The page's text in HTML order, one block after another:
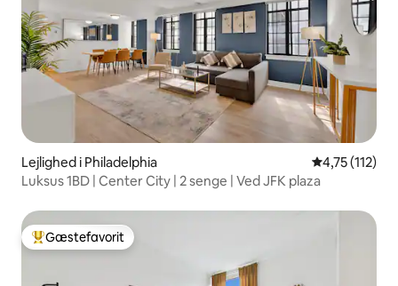
Lejlighed i Philadelphia 4,75 ud af 5 i
4,75 (112)
Luksus 1BD | Center City | 2 senge | Ved JFK plaza
Bedste gæstefavorit
Gæstefavorit